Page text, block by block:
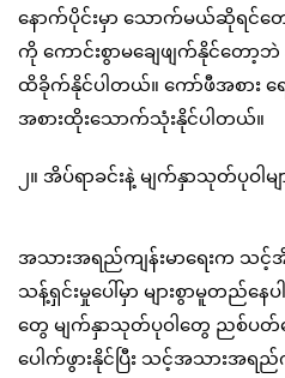
နောက်ပိုင်းမှာ သောက်မယ်ဆိုရင်တ
ကို ကောင်းစွာမချေဖျက်နိုင်တော့
ထိခိုက်နိုင်ပါတယ်။ ကော်ဖီအစား
အစားထိုးသောက်သုံးနိုင်ပါတယ်။
၂။ အိပ်ရာခင်းနဲ့ မျက်နှာသုတ်ပုဝါမ
အသားအရည်ကျန်းမာရေးက သင့်အိ
သန့်ရှင်းမှုပေါ်မှာ များစွာမူတည်
တွေ မျက်နှာသုတ်ပုဝါတွေ ညစ်ပတ်
ပေါက်ဖွားနိုင်ပြီး သင့်အသားအရ